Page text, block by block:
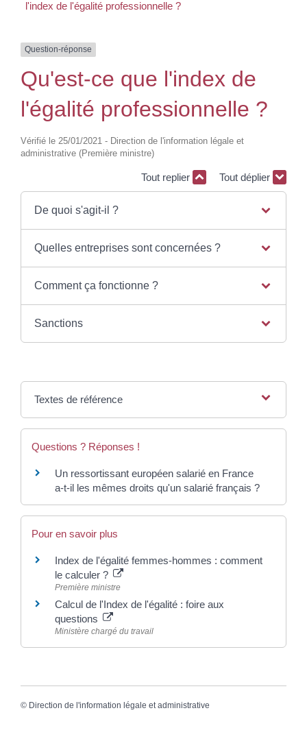
l'index de l'égalité professionnelle ?
Question-réponse
Qu'est-ce que l'index de
l'égalité professionnelle ?
Vérifié le 25/01/2021 - Direction de l'information légale et
administrative (Première ministre)
Tout replier Tout déplier
De quoi s'agit-il ?
Quelles entreprises sont concernées ?
Comment ça fonctionne ?
Sanctions
Textes de référence
Questions ? Réponses !
Un ressortissant européen salarié en France
a-t-il les mêmes droits qu'un salarié français ?
Pour en savoir plus
Index de l'égalité femmes-hommes : comment
le calculer ?
Première ministre
Calcul de l'Index de l'égalité : foire aux
questions
Ministère chargé du travail
© Direction de l'information légale et administrative